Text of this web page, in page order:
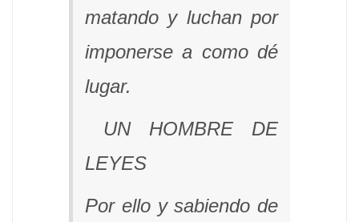
matando y luchan por
imponerse a como dé
lugar.
UN HOMBRE DE
LEYES
Por ello y sabiendo de